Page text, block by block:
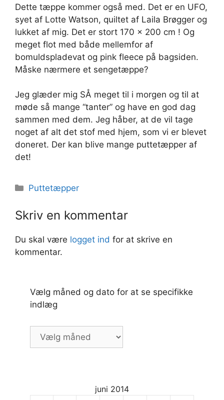
Dette tæppe kommer også med. Det er en UFO,
syet af Lotte Watson, quiltet af Laila Brøgger og
lukket af mig. Det er stort 170 x 200 cm ! Og
meget flot med både mellemfor af
bomuldspladevat og pink fleece på bagsiden.
Måske nærmere et sengetæppe?
Jeg glæder mig SÅ meget til i morgen og til at
møde så mange “tanter” og have en god dag
sammen med dem. Jeg håber, at de vil tage
noget af alt det stof med hjem, som vi er blevet
doneret. Der kan blive mange puttetæpper af
det!
Kategorier
Puttetæpper
Skriv en kommentar
Du skal være logget ind for at skrive en
kommentar.
Vælg måned og dato for at se specifikke
indlæg
Vælg
måned
juni 2014